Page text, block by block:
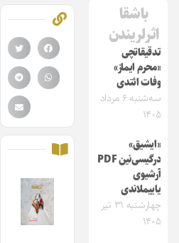
باشقا
اثرلریندن
تدقیقاتچی
«محرم ایماز»
وفات ائتدی
سه‌شنبه ۶ مرداد
۱۴۰۵
«ایشیق»
درگیسی‌نین PDF
آرشیوی
یاییملاندی
چهارشنبه ۳۱ تیر
۱۴۰۵